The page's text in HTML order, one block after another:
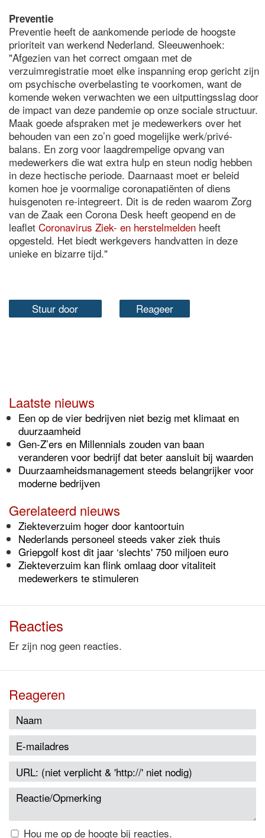
Preventie
Preventie heeft de aankomende periode de hoogste
prioriteit van werkend Nederland. Sleeuwenhoek:
"Afgezien van het correct omgaan met de
verzuimregistratie moet elke inspanning erop gericht zijn
om psychische overbelasting te voorkomen, want de
komende weken verwachten we een uitputtingsslag door
de impact van deze pandemie op onze sociale structuur.
Maak goede afspraken met je medewerkers over het
behouden van een zo’n goed mogelijke werk/privé-
balans. En zorg voor laagdrempelige opvang van
medewerkers die wat extra hulp en steun nodig hebben
in deze hectische periode. Daarnaast moet er beleid
komen hoe je voormalige coronapatiënten of diens
huisgenoten re-integreert. Dit is de reden waarom Zorg
van de Zaak een Corona Desk heeft geopend en de
leaflet Coronavirus Ziek- en herstelmelden heeft
opgesteld. Het biedt werkgevers handvatten in deze
unieke en bizarre tijd."
Stuur door Reageer
Laatste nieuws
Een op de vier bedrijven niet bezig met klimaat en
duurzaamheid
Gen-Z’ers en Millennials zouden van baan
veranderen voor bedrijf dat beter aansluit bij waarden
Duurzaamheidsmanagement steeds belangrijker voor
moderne bedrijven
Gerelateerd nieuws
Ziekteverzuim hoger door kantoortuin
Nederlands personeel steeds vaker ziek thuis
Griepgolf kost dit jaar ‘slechts' 750 miljoen euro
Ziekteverzuim kan flink omlaag door vitaliteit
medewerkers te stimuleren
Reacties
Er zijn nog geen reacties.
Reageren
Hou me op de hoogte bij reacties.